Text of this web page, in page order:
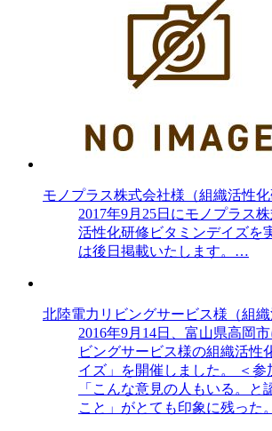
モノプラス株式会社様（組織活性化
2017年9月25日にモノプラス
活性化研修ビタミンデイズを
は後日掲載いたします。…
北陸電力リビングサービス様（組織
2016年9月14日、富山県高岡
ビングサービス様の組織活性
イズ」を開催しました。 ＜参
「こんな意見の人もいる。と
こと」がとても印象に残った